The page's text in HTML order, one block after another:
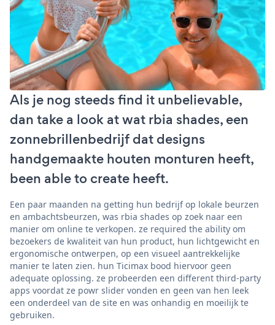
Als je nog steeds find it unbelievable,
dan take a look at wat rbia shades, een
zonnebrillenbedrijf dat designs
handgemaakte houten monturen heeft,
been able to create heeft.
Een paar maanden na getting hun bedrijf op lokale beurzen
en ambachtsbeurzen, was rbia shades op zoek naar een
manier om online te verkopen. ze required the ability om
bezoekers de kwaliteit van hun product, hun lichtgewicht en
ergonomische ontwerpen, op een visueel aantrekkelijke
manier te laten zien. hun Ticimax bood hiervoor geen
adequate oplossing. ze probeerden een different third-party
apps voordat ze powr slider vonden en geen van hen leek
een onderdeel van de site en was onhandig en moeilijk te
gebruiken.